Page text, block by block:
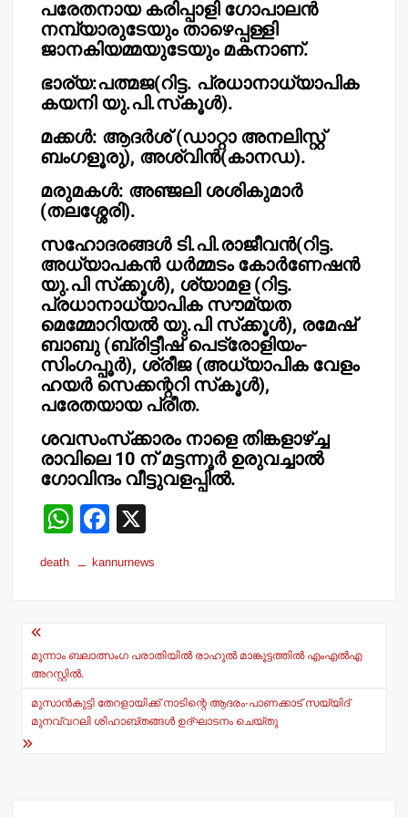
പരേതനായ കരിപ്പാളി ഗോപാലന്‍
നമ്പ്യാരുടേയും താഴെപ്പള്ളി
ജാനകിയമ്മയുടേയും മകനാണ്.
ഭാര്യ:പത്മജ(റിട്ട. പ്രധാനാധ്യാപിക
കയനി യു.പി.സ്‌കൂള്‍).
മക്കള്‍: ആദര്‍ശ് (ഡാറ്റാ അനലിസ്റ്റ്
ബംഗളൂരു), അശ്വിന്‍(കാനഡ).
മരുമകള്‍: അഞ്ജലി ശശികുമാര്‍
(തലശ്ശേരി).
സഹോദരങ്ങള്‍ ടി.പി.രാജീവന്‍(റിട്ട.
അധ്യാപകന്‍ ധര്‍മ്മടം കോര്‍ണേഷന്‍
യു.പി സ്‌ക്കൂള്‍), ശ്യാമള (റിട്ട.
പ്രധാനാധ്യാപിക സൗമ്യത
മെമ്മോറിയല്‍ യു.പി സ്‌ക്കൂള്‍), രമേഷ്
ബാബു (ബ്രിട്ടീഷ് പെട്രോളിയം-
സിംഗപ്പൂര്‍), ശ്രീജ (അധ്യാപിക വേളം
ഹയര്‍ സെക്കന്ററി സ്‌കൂള്‍),
പരേതയായ പ്രീത.
ശവസംസ്‌ക്കാരം നാളെ തിങ്കളാഴ്ച്ച
രാവിലെ 10 ന് മട്ടന്നൂര്‍ ഉരുവച്ചാല്‍
ഗോവിന്ദം വീട്ടുവളപ്പില്‍.
W
at
p
p
F
c
o
o
k
death kannurnews
Post
navigation
മൂന്നാം ബലാത്സംഗ പരാതിയില്‍ രാഹുല്‍ മാങ്കൂട്ടത്തില്‍ എംഎല്‍എ
അറസ്റ്റില്‍.
മുസാന്‍കുട്ടി തേറളായിക്ക് നാടിന്റെ ആദരം-പാണക്കാട് സയ്യിദ്
മുനവ്വറലി ശിഹാബ്തങ്ങള്‍ ഉദ്ഘാടനം ചെയ്തു